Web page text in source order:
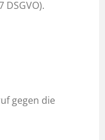
gegen die